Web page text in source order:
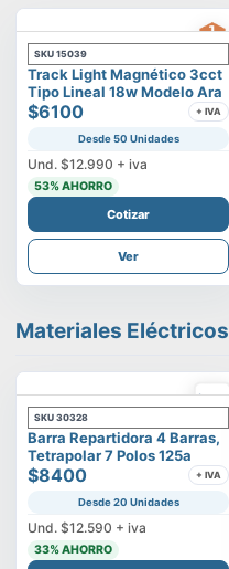
SKU 15039
Track Light Magnético 3cct
Tipo Lineal 18w Modelo Ara
$6100 + IVA
Desde 50 Unidades
Und. $12.990 + iva
53% AHORRO
Cotizar
Ver
Materiales Eléctricos
SKU 30328
Barra Repartidora 4 Barras,
Tetrapolar 7 Polos 125a
$8400 + IVA
Desde 20 Unidades
Und. $12.590 + iva
33% AHORRO